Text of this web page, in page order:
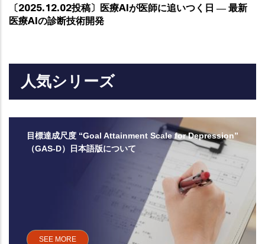
〔2025.12.02投稿〕医療AIが医師に追いつく日 ― 最新
医療AIの診断技術開発
人気シリーズ
目標達成尺度 “Goal Attainment Scale for Depression”
（GAS-D）日本語版について
SEE MORE